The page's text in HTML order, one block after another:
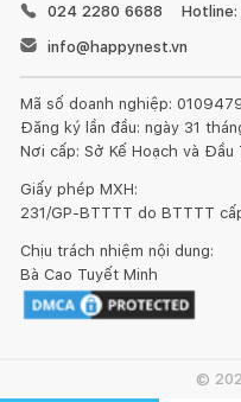
024 2280 6688
info@happynest.vn
Mã số doanh nghiệp:
Đăng ký lần đầu: ngày 31
Nơi cấp: Sở Kế Hoạch và Đầu
Giấy phép MXH:
231/GP-BTTTT do BTTTT
Chịu trách nhiệm nội dung:
Bà Cao Tuyết Minh
©